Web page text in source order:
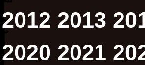
2012 2013
2020 2021